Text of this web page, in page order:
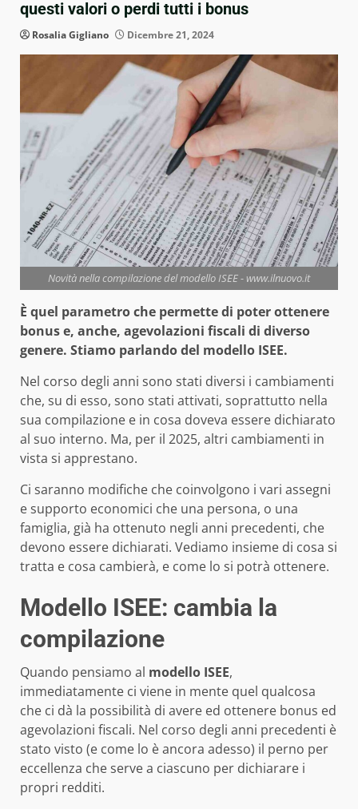
questi valori o perdi tutti i bonus
Rosalia Gigliano Dicembre 21, 2024
Novità nella compilazione del modello ISEE - www.ilnuovo.it
È quel parametro che permette di poter ottenere
bonus e, anche, agevolazioni fiscali di diverso
genere. Stiamo parlando del modello ISEE.
Nel corso degli anni sono stati diversi i cambiamenti
che, su di esso, sono stati attivati, soprattutto nella
sua compilazione e in cosa doveva essere dichiarato
al suo interno. Ma, per il 2025, altri cambiamenti in
vista si apprestano.
Ci saranno modifiche che coinvolgono i vari assegni
e supporto economici che una persona, o una
famiglia, già ha ottenuto negli anni precedenti, che
devono essere dichiarati. Vediamo insieme di cosa si
tratta e cosa cambierà, e come lo si potrà ottenere.
Modello ISEE: cambia la
compilazione
Quando pensiamo al modello ISEE,
immediatamente ci viene in mente quel qualcosa
che ci dà la possibilità di avere ed ottenere bonus ed
agevolazioni fiscali. Nel corso degli anni precedenti è
stato visto (e come lo è ancora adesso) il perno per
eccellenza che serve a ciascuno per dichiarare i
propri redditi.